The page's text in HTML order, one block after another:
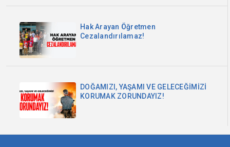
Hak Arayan Öğretmen
Cezalandırılamaz!
DOĞAMIZI, YAŞAMI VE GELECEĞİMİZİ
KORUMAK ZORUNDAYIZ!